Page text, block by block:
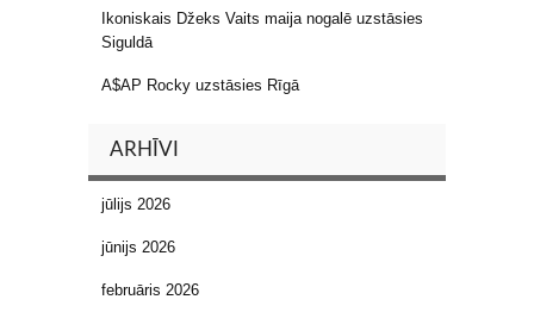
Ikoniskais Džeks Vaits maija nogalē uzstāsies
Siguldā
A$AP Rocky uzstāsies Rīgā
ARHĪVI
jūlijs 2026
jūnijs 2026
februāris 2026